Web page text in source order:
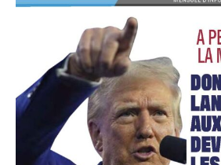
Plans
Accès gratuit